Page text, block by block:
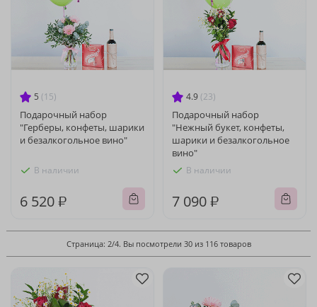
5 (15)
Подарочный набор
"Герберы, конфеты, шарики
и безалкогольное вино"
В наличии
6 520 ₽
4.9 (23)
Подарочный набор
"Нежный букет, конфеты,
шарики и безалкогольное
вино"
В наличии
7 090 ₽
Страница: 2/4. Вы посмотрели 30 из 116 товаров